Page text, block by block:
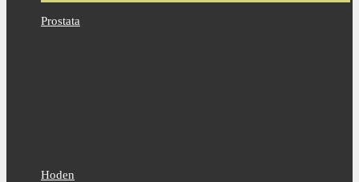
Prostata
Hoden